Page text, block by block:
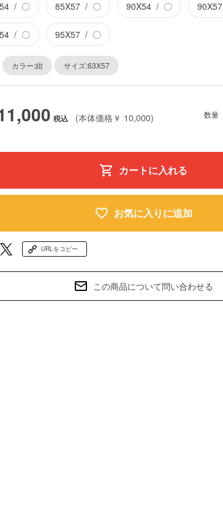
〇 85X57 〇 90X54 〇 90X57
〇 95X57 〇
カラー:紺 サイズ:63X57
(本体価格￥ 10,000) 数量
カートに入れる
お気に入りに追加
URLをコピー
この商品について問い合わせる